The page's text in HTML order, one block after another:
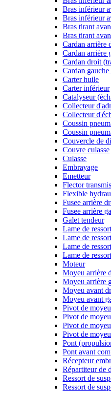
Bras inférieur
Bras inférieur
Bras tirant
Bras tirant
Cardan arrière
Cardan arrière
Cardan droit
Cardan
Carter huile
Carter inférieur
Catalyseur
Collecteur
Collecteur
Coussin
Coussin
Couvercle de
Couvre culasse
Culasse
Embrayage
Emetteur
Flector
Flexible
Fusee arrière
Fusee arrière
Galet tendeur
Lame de
Lame de
Lame de
Lame de
Moteur
Moyeu arrière
Moyeu arrière
Moyeu avant
Moyeu avant
Pivot de
Pivot de
Pivot de
Pivot de
Pont
Pont avant
Récepteur
Répartiteur de
Ressort de
Ressort de